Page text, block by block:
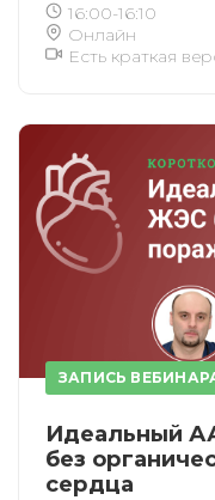
16:00-16:10
Онлайн
Есть краткая
ЗАПИСЬ
Идеальный
без
сердца